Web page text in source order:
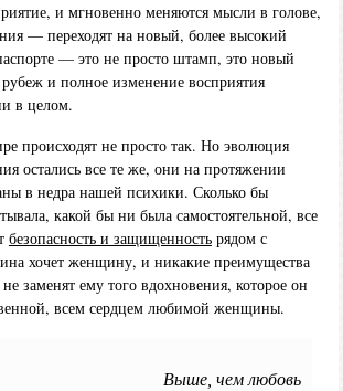
и мгновенно меняются мысли в голове,
— переходят на новый, более высокий
— это не просто штамп, это новый
и полное изменение восприятия
в целом.
происходят не просто так. Но эволюция
остались все те же, они на протяжении
в недра нашей психики. Сколько бы
какой бы ни была самостоятельной, все
безопасность и защищенностьрядом с
хочет женщину, и никакие преимущества
заменят ему того вдохновения, которое он
всем сердцем любимой женщины.
Выше, чем любовь